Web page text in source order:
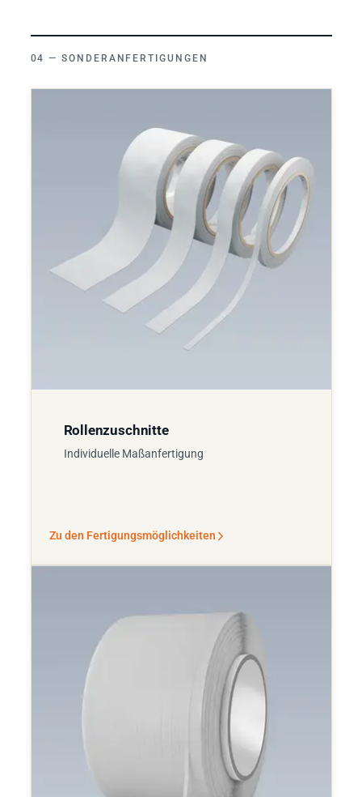
SONDERANFERTIGUNGEN
Rollenzuschnitte
Individuelle Maßanfertigung
Zu den Fertigungsmöglichkeiten